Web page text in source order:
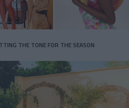
THE TONE FOR THE SEASON